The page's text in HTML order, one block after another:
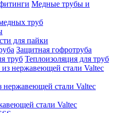
Медные трубы и
труб
для пайки
Защитная гофротруба
Теплоизоляция для труб
стали Valtec
стали Valtec